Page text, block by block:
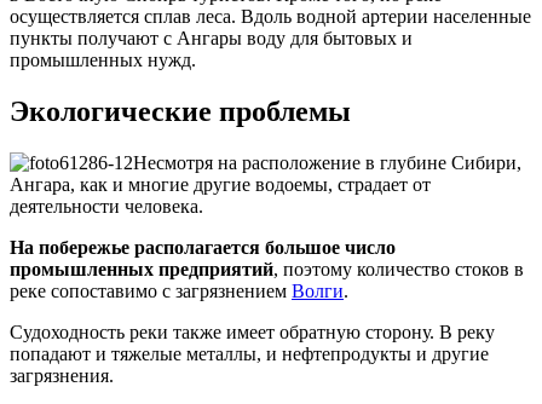
осуществляется сплав леса. Вдоль водной артерии населенные
пункты получают с Ангары воду для бытовых и
промышленных нужд.
Экологические проблемы
Несмотря на расположение в глубине Сибири,
Ангара, как и многие другие водоемы, страдает от
деятельности человека.
На побережье располагается большое число
промышленных предприятий, поэтому количество стоков в
реке сопоставимо с загрязнением Волги.
Судоходность реки также имеет обратную сторону. В реку
попадают и тяжелые металлы, и нефтепродукты и другие
загрязнения.